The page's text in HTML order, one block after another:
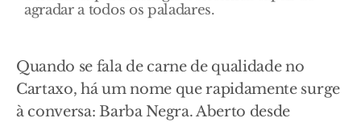
agradar a todos os paladares.
Quando se fala de carne de qualidade no
Cartaxo, há um nome que rapidamente surge
à conversa: Barba Negra. Aberto desde